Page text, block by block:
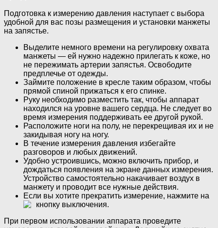
Подготовка к измерению давления наступает с выбора
удобной для вас позы размещения и установки манжеты
на запястье.
Выделите немного времени на регулировку охвата
манжеты — ей нужно надежно прилегать к коже, но
не пережимать артерии запястья. Освободите
предплечье от одежды.
Займите положение в кресле таким образом, чтобы
прямой спиной прижаться к его спинке.
Руку необходимо разместить так, чтобы аппарат
находился на уровне вашего сердца. Не следует во
время измерения поддерживать ее другой рукой.
Расположите ноги на полу, не перекрещивая их и не
закидывая ногу на ногу.
В течение измерения давления избегайте
разговоров и любых движений.
Удобно устроившись, можно включить прибор, и
дождаться появления на экране данных измерения.
Устройство самостоятельно накачивает воздух в
манжету и проводит все нужные действия.
Если вы хотите прекратить измерение, нажмите на
кнопку выключения.
При первом использовании аппарата проведите